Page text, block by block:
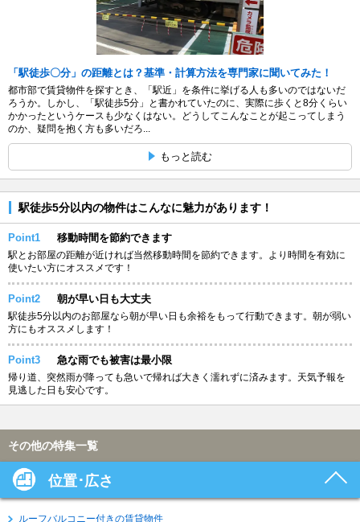
「駅徒歩〇分」の距離とは？基準・計算方法を専門家に聞いてみた！
都市部で賃貸物件を探すとき、「駅近」を条件に挙げる人も多いのではないだ
ろうか。しかし、「駅徒歩5分」と書かれていたのに、実際に歩くと8分くらい
かかったというケースも少なくはない。どうしてこんなことが起こってしまう
のか、疑問を抱く方も多いだろ...
もっと読む
駅徒歩5分以内の物件はこんなに魅力があります！
Point1 移動時間を節約できます
駅とお部屋の距離が近ければ当然移動時間を節約できます。より時間を有効に
使いたい方にオススメです！
Point2 朝が早い日も大丈夫
駅徒歩5分以内のお部屋なら朝が早い日も余裕をもって行動できます。朝が弱い
方にもオススメします！
Point3 急な雨でも被害は最小限
帰り道、突然雨が降っても急いで帰れば大きく濡れずに済みます。天気予報を
見逃した日も安心です。
その他の特集一覧
位置･広さ
ルーフバルコニー付きの賃貸物件